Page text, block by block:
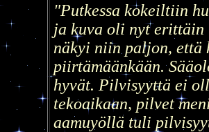
"Putkessa kokeiltiin
ja kuva oli nyt erittäin
näkyi niin paljon, että
piirtämäänkään.
hyvät. Pilvisyyttä ei
tekoaikaan, pilvet
aamuyöllä tuli